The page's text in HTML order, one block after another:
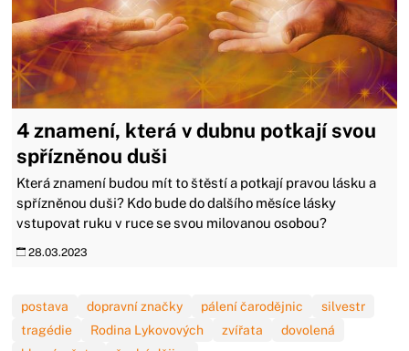
4 znamení, která v dubnu potkají svou
spřízněnou duši
Která znamení budou mít to štěstí a potkají pravou lásku a
spřízněnou duši? Kdo bude do dalšího měsíce lásky
vstupovat ruku v ruce se svou milovanou osobou?
28.03.2023
postava dopravní značky pálení čarodějnic
silvestr
tragédie
Rodina Lykovových zvířata
dovolená